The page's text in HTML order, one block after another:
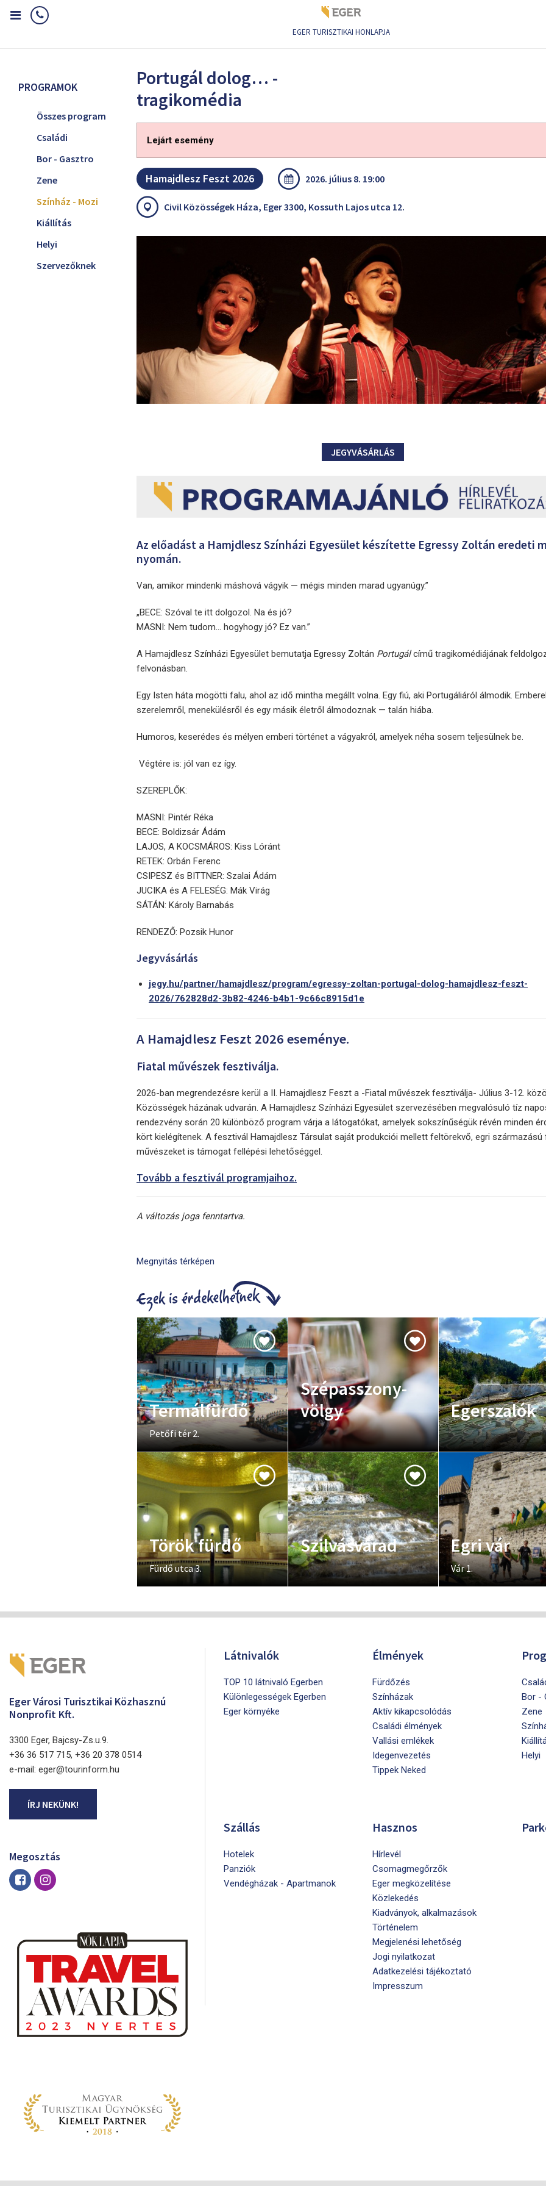
EGER TURISZTIKAI HONLAPJA
PROGRAMOK
Összes program
Családi
Bor - Gasztro
Zene
Színház - Mozi
Kiállítás
Helyi
Szervezőknek
Portugál dolog… -
tragikomédia
Lejárt esemény
Hamajdlesz Feszt 2026 2026. július 8. 19:00
Civil Közösségek Háza, Eger 3300, Kossuth Lajos utca 12.
JEGYVÁSÁRLÁS
Az előadást a Hamjdlesz Színházi Egyesület készítette Egressy Zoltán eredeti
nyomán.
Van, amikor mindenki máshová vágyik — mégis minden marad ugyanúgy.”
„BECE: Szóval te itt dolgozol. Na és jó?
MASNI: Nem tudom… hogyhogy jó? Ez van.”
A Hamajdlesz Színházi Egyesület bemutatja Egressy Zoltán Portugálcímű tragikomédiájának
felvonásban.
Egy Isten háta mögötti falu, ahol az idő mintha megállt volna. Egy fiú, aki Portugáliáról álmodik.
szerelemről, menekülésről és egy másik életről álmodoznak — talán hiába.
Humoros, keserédes és mélyen emberi történet a vágyakról, amelyek néha sosem teljesülnek be.
Végtére is: jól van ez így.
SZEREPLŐK:
MASNI: Pintér Réka
BECE: Boldizsár Ádám
LAJOS, A KOCSMÁROS: Kiss Lóránt
RETEK: Orbán Ferenc
CSIPESZ és BITTNER: Szalai Ádám
JUCIKA és A FELESÉG: Mák Virág
SÁTÁN: Károly Barnabás
RENDEZŐ: Pozsik Hunor
Jegyvásárlás
jegy.hu/partner/hamajdlesz/program/egressy-zoltan-portugal-dolog-hamajdlesz-feszt-
2026/762828d2-3b82-4246-b4b1-9c66c8915d1e
A Hamajdlesz Feszt 2026 eseménye.
Fiatal művészek fesztiválja.
2026-ban megrendezésre kerül a II. Hamajdlesz Feszt a -Fiatal művészek fesztiválja- Július 3-12.
Közösségek házának udvarán. A Hamajdlesz Színházi Egyesület szervezésében megvalósuló tíz
rendezvény során 20 különböző program várja a látogatókat, amelyek sokszínűségük révén minden
kört kielégítenek. A fesztivál Hamajdlesz Társulat saját produkciói mellett feltörekvő, egri származású
művészeket is támogat fellépési lehetőséggel.
Tovább a fesztivál programjaihoz.
A változás joga fenntartva.
Megnyitás térképen
Termálfürdő
Petőfi tér 2.
Szépasszony-
völgy
Egerszalók
Török fürdő
Fürdő utca 3.
Szilvásvárad Egri vár
Vár 1.
Eger Városi Turisztikai Közhasznú
Nonprofit Kft.
3300 Eger, Bajcsy-Zs.u.9.
+36 36 517 715, +36 20 378 0514
e-mail: eger@tourinform.hu
ÍRJ NEKÜNK!
Megosztás
Látnivalók
TOP 10 látnivaló Egerben
Különlegességek Egerben
Eger környéke
Élmények
Fürdőzés
Színházak
Aktív kikapcsolódás
Családi élmények
Vallási emlékek
Idegenvezetés
Tippek Neked
Bor -
Zene
Helyi
Szállás
Hotelek
Panziók
Vendégházak - Apartmanok
Hasznos
Hírlevél
Csomagmegőrzők
Eger megközelítése
Közlekedés
Kiadványok, alkalmazások
Történelem
Megjelenési lehetőség
Jogi nyilatkozat
Adatkezelési tájékoztató
Impresszum